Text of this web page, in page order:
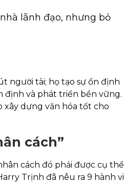
lãnh đạo, nhưng bỏ
người tài; họ tạo sự ổn định
định và phát triển bền vững.
xây dựng văn hóa tốt cho
cách”
cách đó phải được cụ thể
Trịnh đã nêu ra 9 hành vi